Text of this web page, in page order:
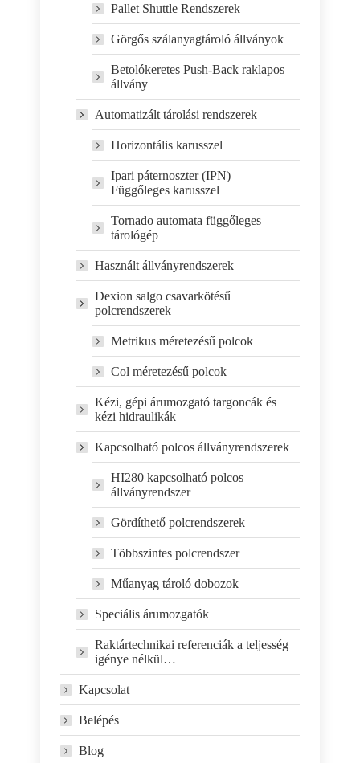
Pallet Shuttle Rendszerek
Görgős szálanyagtároló állványok
Betolókeretes Push-Back raklapos
állvány
Automatizált tárolási rendszerek
Horizontális karusszel
Ipari páternoszter (IPN) –
Függőleges karusszel
Tornado automata függőleges
tárológép
Használt állványrendszerek
Dexion salgo csavarkötésű
polcrendszerek
Metrikus méretezésű polcok
Col méretezésű polcok
Kézi, gépi árumozgató targoncák és
kézi hidraulikák
Kapcsolható polcos állványrendszerek
HI280 kapcsolható polcos
állványrendszer
Gördíthető polcrendszerek
Többszintes polcrendszer
Műanyag tároló dobozok
Speciális árumozgatók
Raktártechnikai referenciák a teljesség
igénye nélkül…
Kapcsolat
Belépés
Blog